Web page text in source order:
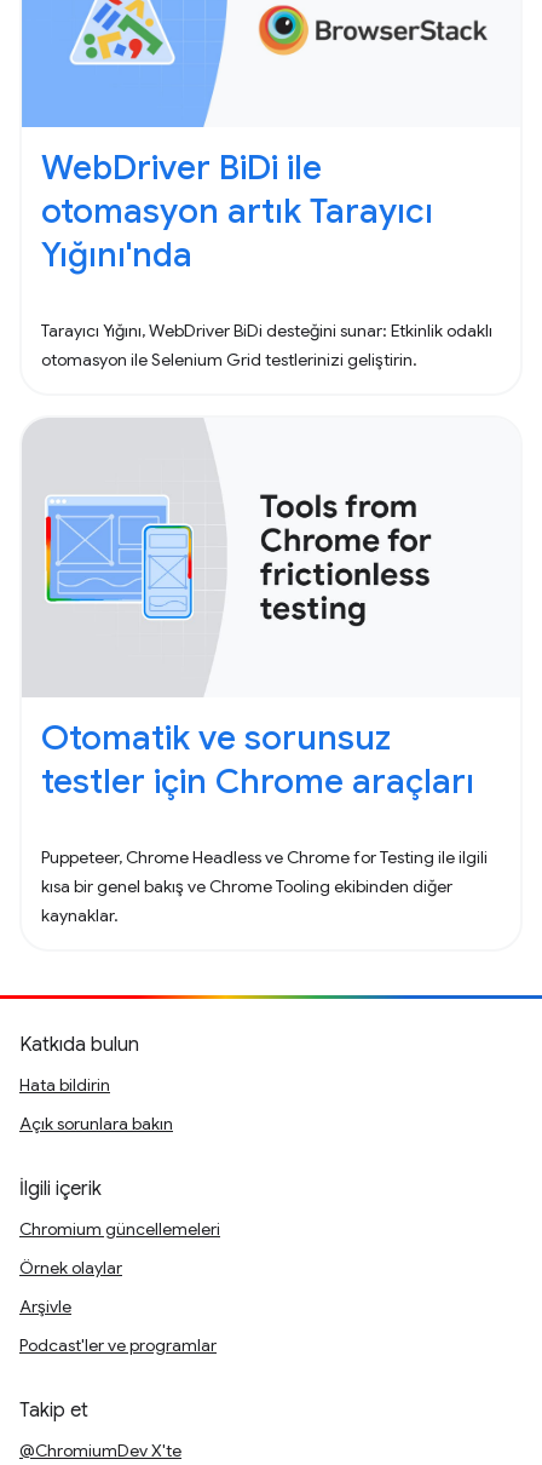
WebDriver BiDi ile
otomasyon artık Tarayıcı
Yığını'nda
Tarayıcı Yığını, WebDriver BiDi desteğini sunar: Etkinlik odaklı
otomasyon ile Selenium Grid testlerinizi geliştirin.
Otomatik ve sorunsuz
testler için Chrome araçları
Puppeteer, Chrome Headless ve Chrome for Testing ile ilgili
kısa bir genel bakış ve Chrome Tooling ekibinden diğer
kaynaklar.
Katkıda bulun
Hata bildirin
Açık sorunlara bakın
İlgili içerik
Chromium güncellemeleri
Örnek olaylar
Arşivle
Podcast'ler ve programlar
Takip et
@ChromiumDev X'te